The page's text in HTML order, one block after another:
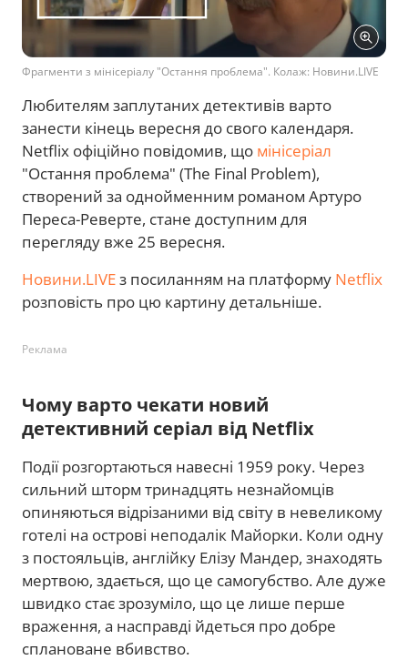
Фрагменти з мінісеріалу "Остання проблема". Колаж: Новини.LIVE
Любителям заплутаних детективів варто
занести кінець вересня до свого календаря.
Netflix офіційно повідомив, що мінісеріал
"Остання проблема" (The Final Problem),
створений за однойменним романом Артуро
Переса-Реверте, стане доступним для
перегляду вже 25 вересня.
Новини.LIVEз посиланням на платформу Netflix
розповість про цю картину детальніше.
Реклама
Чому варто чекати новий
детективний серіал від Netflix
Події розгортаються навесні 1959 року. Через
сильний шторм тринадцять незнайомців
опиняються відрізаними від світу в невеликому
готелі на острові неподалік Майорки. Коли одну
з постояльців, англійку Елізу Мандер, знаходять
мертвою, здається, що це самогубство. Але дуже
швидко стає зрозуміло, що це лише перше
враження, а насправді йдеться про добре
сплановане вбивство.